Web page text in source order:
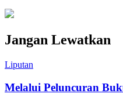
Jangan Lewatkan
Liputan
Melalui Peluncuran